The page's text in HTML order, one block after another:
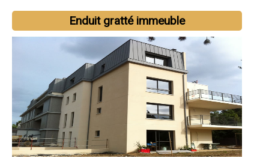
Enduit gratté immeuble